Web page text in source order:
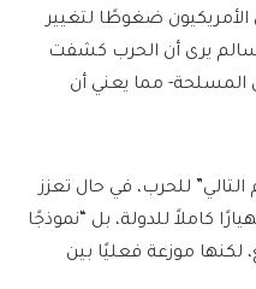
ضغوطًا لتغيير
يرى أن الحرب كشفت
المسلحة- مما يعني أن
للحرب، في حال تعزز
كاملاً للدولة، بل “نموذجًا
لكنها موزعة فعليًا بين